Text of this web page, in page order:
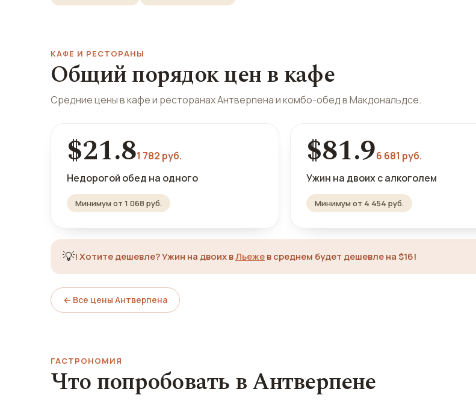
КАФЕ И РЕСТОРАНЫ
Общий порядок цен в кафе
Средние цены в кафе и ресторанах Антверпена и комбо-обед в Макдональдсе.
$21.81 782 руб.
Недорогой обед на одного
Минимум от 1 068 руб.
$81.96 681 руб.
Ужин на двоих с алкоголем
Минимум от 4 454 руб.
💡!Хотите дешевле? Ужин на двоих вЛьежев среднем будет дешевле на $16!
← Все цены Антверпена
ГАСТРОНОМИЯ
Что попробовать в Антверпене